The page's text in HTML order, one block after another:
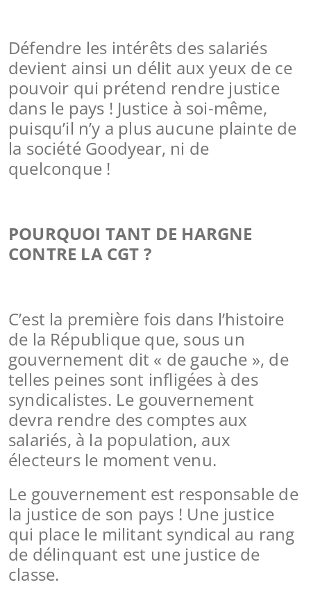
Défendre les intérêts des salariés
devient ainsi un délit aux yeux de ce
pouvoir qui prétend rendre justice
dans le pays ! Justice à soi-même,
puisqu’il n’y a plus aucune plainte de
la société Goodyear, ni de
quelconque !
POURQUOI TANT DE HARGNE
CONTRE LA CGT ?
C’est la première fois dans l’histoire
de la République que, sous un
gouvernement dit « de gauche », de
telles peines sont infligées à des
syndicalistes. Le gouvernement
devra rendre des comptes aux
salariés, à la population, aux
électeurs le moment venu.
Le gouvernement est responsable de
la justice de son pays ! Une justice
qui place le militant syndical au rang
de délinquant est une justice de
classe.